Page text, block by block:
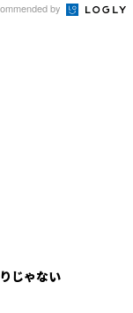
by
じゃない